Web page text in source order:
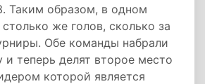
Таким образом, в одном
же голов, сколько за
Обе команды набрали
и теперь делят второе место
которой является